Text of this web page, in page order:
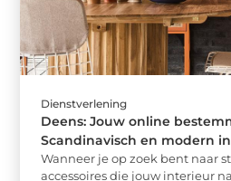
Dienstverlening
Deens: Jouw online
Scandinavisch en modern
Wanneer je op zoek bent naar
accessoires die jouw interieur